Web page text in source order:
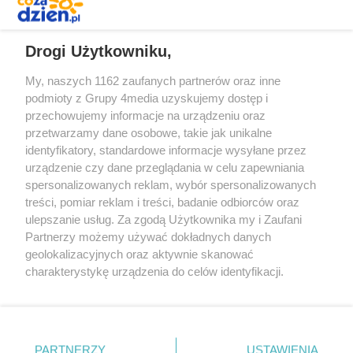
Redakcja Reklama Prywatność
Praca Łódź
the:protocol
Facebook.com
Youtube.com
Drogi Użytkowniku,
My, naszych 1162 zaufanych partnerów oraz inne
podmioty z Grupy 4media uzyskujemy dostęp i
przechowujemy informacje na urządzeniu oraz
przetwarzamy dane osobowe, takie jak unikalne
identyfikatory, standardowe informacje wysyłane przez
urządzenie czy dane przeglądania w celu zapewniania
spersonalizowanych reklam, wybór spersonalizowanych
treści, pomiar reklam i treści, badanie odbiorców oraz
ulepszanie usług. Za zgodą Użytkownika my i Zaufani
Partnerzy możemy używać dokładnych danych
geolokalizacyjnych oraz aktywnie skanować
charakterystykę urządzenia do celów identyfikacji.
zmienić/wycofać klikając przycisk ustawień prywatności
PARTNERZY USTAWIENIA